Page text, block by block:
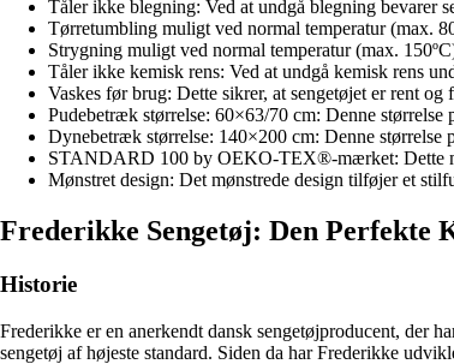
Tåler ikke blegning: Ved at undgå blegning bevarer
Tørretumbling muligt ved normal temperatur (max.
Strygning muligt ved normal temperatur (max.
Tåler ikke kemisk rens: Ved at undgå kemisk rens
Vaskes før brug: Dette sikrer, at sengetøjet er rent
Pudebetræk størrelse: 60×63/70 cm: Denne størrelse
Dynebetræk størrelse: 140×200 cm: Denne
STANDARD 100 by OEKO-TEX®-mærket: Dette
Mønstret design: Det mønstrede design tilføjer et
Frederikke Sengetøj: Den Perfekte
Historie
Frederikke er en anerkendt dansk sengetøjproducent, der
sengetøj af højeste standard. Siden da har Frederikke